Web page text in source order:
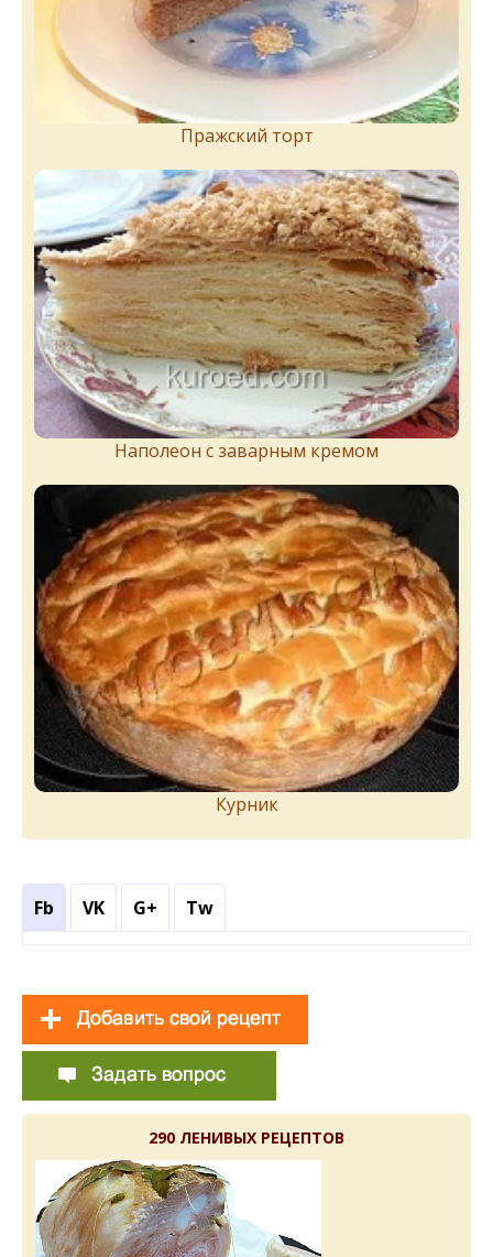
Пражский торт
Наполеон с заварным кремом
Курник
Fb VK G+ Tw
290 ЛЕНИВЫХ РЕЦЕПТОВ